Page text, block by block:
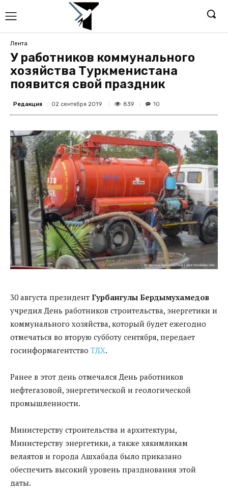
Лента
У работников коммунального
хозяйства Туркменистана
появится свой праздник
Редакция 02 сентября 2019 839 10
30 августа президент Гурбангулы Бердымухамедов
учредил День работников строительства, энергетики и
коммунального хозяйства, который будет ежегодно
отмечаться во вторую субботу сентября, передает
госинформагентство ТДХ.
Ранее в этот день отмечался День работников
нефтегазовой, энергетической и геологической
промышленности.
Министерству строительства и архитектуры,
Министерству энергетики, а также хякимликам
велаятов и города Ашхабада было приказано
обеспечить высокий уровень празднования этой
даты.